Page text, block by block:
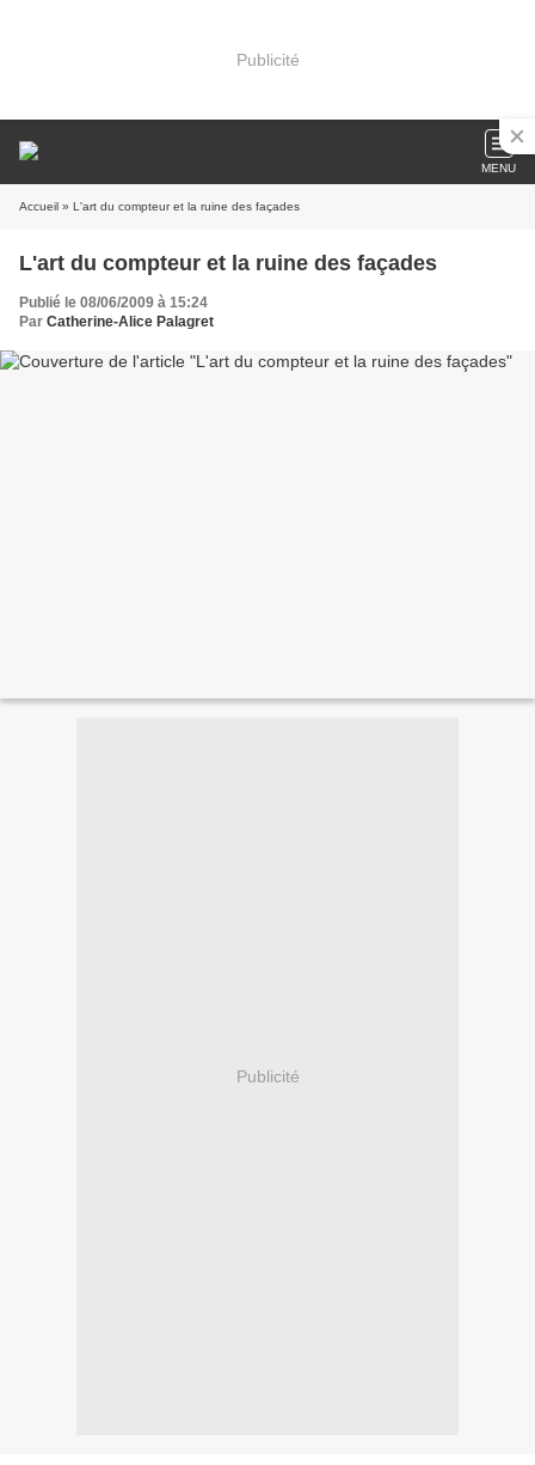
Publicité
MENU
Accueil » L'art du compteur et la ruine des façades
L'art du compteur et la ruine des façades
Publié le 08/06/2009 à 15:24
Par Catherine-Alice Palagret
Publicité